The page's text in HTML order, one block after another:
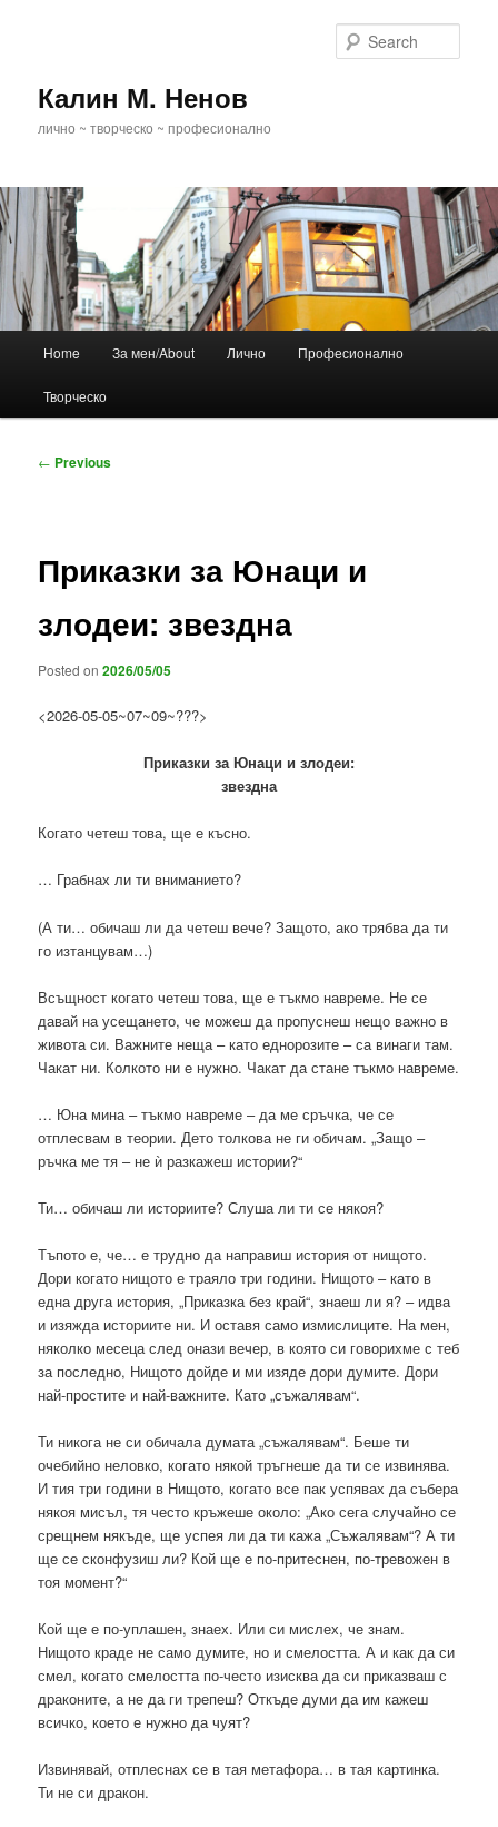
Калин М. Ненов
лично ~ творческо ~ професионално
Home За мен/About Лично Професионално
Творческо
Post
← Previous
Приказки за Юнаци и
злодеи: звездна
Posted on2026/05/05
<2026-05-05~07~09~???>
Приказки за Юнаци и злодеи:
звездна
Когато четеш това, ще е късно.
… Грабнах ли ти вниманието?
(А ти… обичаш ли да четеш вече? Защото, ако трябва да ти
го изтанцувам…)
Всъщност когато четеш това, ще е тъкмо навреме. Не се
давай на усещането, че можеш да пропуснеш нещо важно в
живота си. Важните неща – като еднорозите – са винаги там.
Чакат ни. Колкото ни е нужно. Чакат да стане тъкмо навреме.
… Юна мина – тъкмо навреме – да ме сръчка, че се
отплесвам в теории. Дето толкова не ги обичам. „Защо –
ръчка ме тя – не ѝ разкажеш истории?“
Ти… обичаш ли историите? Слуша ли ти се някоя?
Тъпото е, че… е трудно да направиш история от нищото.
Дори когато нищото е траяло три години. Нищото – като в
една друга история, „Приказка без край“, знаеш ли я? – идва
и изяжда историите ни. И оставя само измислиците. На мен,
няколко месеца след онази вечер, в която си говорихме с теб
за последно, Нищото дойде и ми изяде дори думите. Дори
най-простите и най-важните. Като „съжалявам“.
Ти никога не си обичала думата „съжалявам“. Беше ти
очебийно неловко, когато някой тръгнеше да ти се извинява.
И тия три години в Нищото, когато все пак успявах да събера
някоя мисъл, тя често кръжеше около: „Ако сега случайно се
срещнем някъде, ще успея ли да ти кажа „Съжалявам“? А ти
ще се сконфузиш ли? Кой ще е по-притеснен, по-тревожен в
тоя момент?“
Кой ще е по-уплашен, знаех. Или си мислех, че знам.
Нищото краде не само думите, но и смелостта. А и как да си
смел, когато смелостта по-често изисква да си приказваш с
драконите, а не да ги трепеш? Откъде думи да им кажеш
всичко, което е нужно да чуят?
Извинявай, отплеснах се в тая метафора… в тая картинка.
Ти не си дракон.